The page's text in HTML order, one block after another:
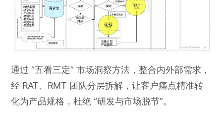
通过 “五看三定” 市场洞察方法，整合内外部需求，
经 RAT、RMT 团队分层拆解，让客户痛点精准转
化为产品规格，杜绝 “研发与市场脱节”。